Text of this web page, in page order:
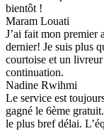
bientôt !
Maram Louati
J’ai fait mon premier
dernier! Je suis plus
courtoise et un
continuation.
Nadine Rwihmi
Le service est
gagné le 6ème
le plus bref délai.